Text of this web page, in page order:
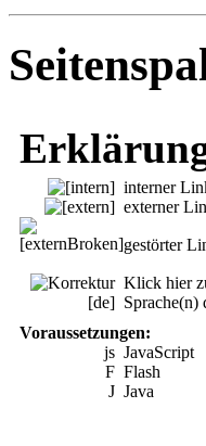
interner
externer
gestörter
Klick hier
[de] Sprache(n)
Voraussetzungen:
js JavaScript
F Flash
J Java